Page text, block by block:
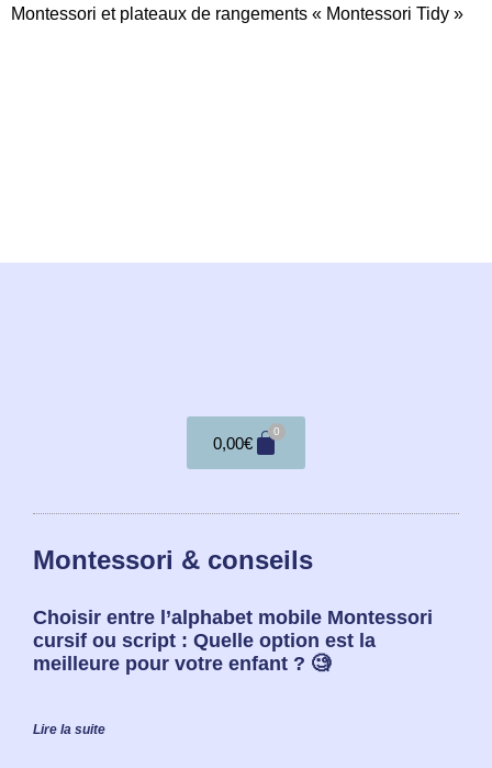
Montessori et plateaux de rangements « Montessori Tidy »
0,00€
0
Montessori & conseils
Choisir entre l’alphabet mobile Montessori
cursif ou script : Quelle option est la
meilleure pour votre enfant ? 🧐
Lire la suite